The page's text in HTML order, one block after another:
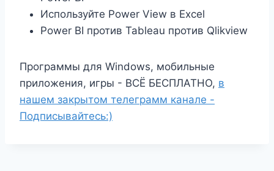
Используйте Power View в Excel
Power BI против Tableau против Qlikview
Программы для Windows, мобильные
приложения, игры - ВСЁ БЕСПЛАТНО, в
нашем закрытом телеграмм канале -
Подписывайтесь:)